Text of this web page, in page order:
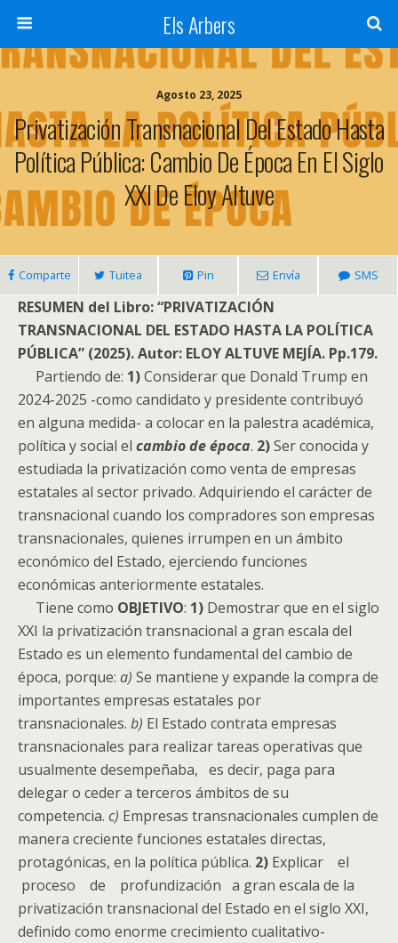
Els Arbers
Agosto 23, 2025
Privatización Transnacional Del Estado Hasta
Política Pública: Cambio De Época En El Siglo
XXI De Eloy Altuve
Comparte Tuitea Pin Envía SMS
RESUMEN del Libro: “PRIVATIZACIÓN
TRANSNACIONAL DEL ESTADO HASTA LA POLÍTICA
PÚBLICA” (2025). Autor: ELOY ALTUVE MEJÍA. Pp.179.
Partiendo de: 1)Considerar que Donald Trump en
2024-2025 -como candidato y presidente contribuyó
en alguna medida- a colocar en la palestra académica,
política y social el cambio de época. 2)Ser conocida y
estudiada la privatización como venta de empresas
estatales al sector privado. Adquiriendo el carácter de
transnacional cuando los compradores son empresas
transnacionales, quienes irrumpen en un ámbito
económico del Estado, ejerciendo funciones
económicas anteriormente estatales.
Tiene como OBJETIVO: 1) Demostrar que en el siglo
XXI la privatización transnacional a gran escala del
Estado es un elemento fundamental del cambio de
época, porque: a) Se mantiene y expande la compra de
importantes empresas estatales por
transnacionales. b) El Estado contrata empresas
transnacionales para realizar tareas operativas que
usualmente desempeñaba, es decir, paga para
delegar o ceder a terceros ámbitos de su
competencia. c) Empresas transnacionales cumplen de
manera creciente funciones estatales directas,
protagónicas, en la política pública. 2) Explicar el
proceso de profundización a gran escala de la
privatización transnacional del Estado en el siglo XXI,
definido como enorme crecimiento cualitativo-